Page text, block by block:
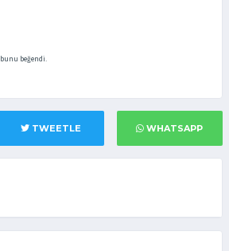
bunu beğendi.
TWEETLE WHATSAPP